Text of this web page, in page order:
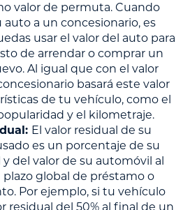
valor de permuta. Cuando
a un concesionario, es
usar el valor del auto para
de arrendar o comprar un
Al igual que con el valor
basará este valor
de tu vehículo, como el
y el kilometraje.
El valor residual de su
es un porcentaje de su
y del valor de su automóvil al
global de préstamo o
Por ejemplo, si tu vehículo
residual del 50% al final de un